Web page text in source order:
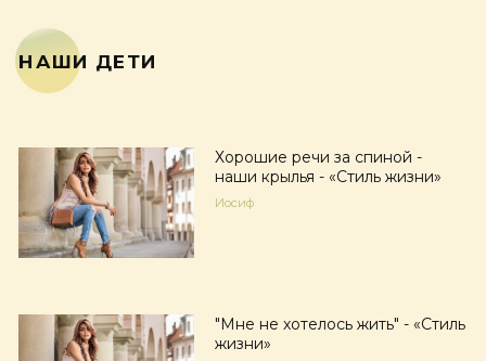
НАШИ ДЕТИ
Хорошие речи за спиной -
наши крылья - «Стиль жизни»
Иосиф
"Мне не хотелось жить" - «Стиль
жизни»